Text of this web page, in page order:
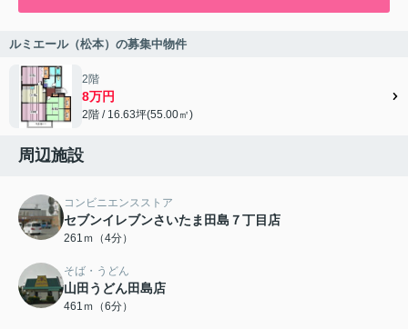
ルミエール（松本）の募集中物件
2階
8万円
2階 / 16.63坪(55.00㎡)
周辺施設
コンビニエンスストア
セブンイレブンさいたま田島７丁目店
261ｍ（4分）
そば・うどん
山田うどん田島店
461ｍ（6分）